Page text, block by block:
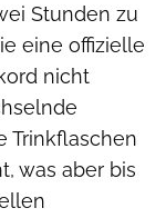
Stunden zu
eine offizielle
nicht
Trinkflaschen
was aber bis